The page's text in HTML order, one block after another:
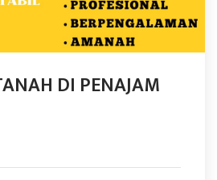
DI PENAJAM